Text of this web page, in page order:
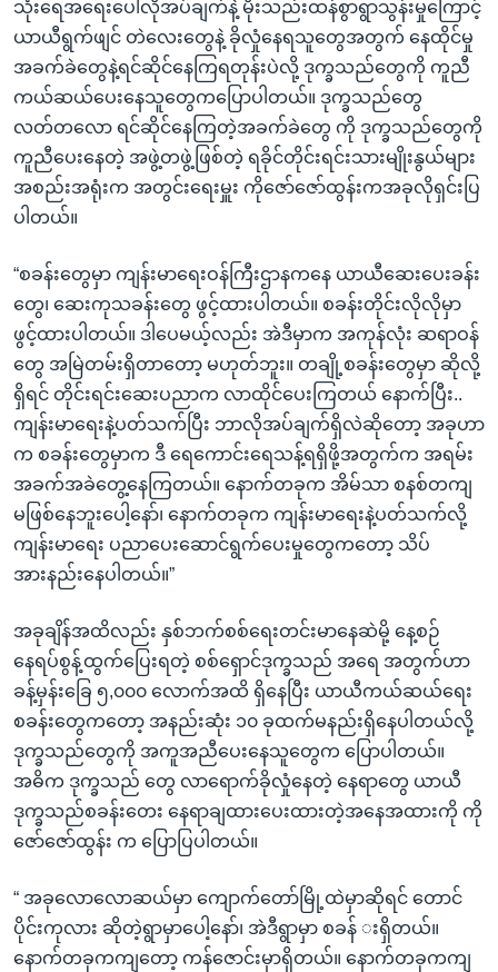
သုံးရေအရေးပေါ်လိုအပ်ချက်နဲ့ မိုးသည်းထန်စွာရွာသွန်းမှုကြောင့်
ယာယီရွက်ဖျင် တဲလေးတွေနဲ့ ခိုလှုံနေရသူတွေအတွက် နေထိုင်မှု
အခက်ခဲတွေနဲ့ရင်ဆိုင်နေကြရတုန်းပဲလို့ ဒုက္ခသည်တွေကို ကူညီ
ကယ်ဆယ်ပေးနေသူတွေကပြောပါတယ်။ ဒုက္ခသည်တွေ
လတ်တလော ရင်ဆိုင်နေကြတဲ့အခက်ခဲတွေ ကို ဒုက္ခသည်တွေကို
ကူညီပေးနေတဲ့ အဖွဲ့တဖွဲ့ဖြစ်တဲ့ ရခိုင်တိုင်းရင်းသားမျိုးနွယ်များ
အစည်းအရုံးက အတွင်းရေးမှူး ကိုဇော်ဇော်ထွန်းကအခုလိုရှင်းပြ
ပါတယ်။
“စခန်းတွေမှာ ကျန်းမာရေးဝန်ကြီးဌာနကနေ ယာယီဆေးပေးခန်း
တွေ၊ ဆေးကုသခန်းတွေ ဖွင့်ထားပါတယ်။ စခန်းတိုင်းလိုလိုမှာ
ဖွင့်ထားပါတယ်။ ဒါပေမယ့်လည်း အဲဒီမှာက အကုန်လုံး ဆရာဝန်
တွေ အမြဲတမ်းရှိတာတော့ မဟုတ်ဘူး။ တချို့စခန်းတွေမှာ ဆိုလို့
ရှိရင် တိုင်းရင်းဆေးပညာက လာထိုင်ပေးကြတယ် နောက်ပြီး..
ကျန်းမာရေးနဲ့ပတ်သက်ပြီး ဘာလိုအပ်ချက်ရှိလဲဆိုတော့ အခုဟာ
က စခန်းတွေမှာက ဒီ ရေကောင်းရေသန့်ရရှိဖို့အတွက်က အရမ်း
အခက်အခဲတွေ့နေကြတယ်။ နောက်တခုက အိမ်သာ စနစ်တကျ
မဖြစ်နေဘူးပေါ့နော်၊ နောက်တခုက ကျန်းမာရေးနဲ့ပတ်သက်လို့
ကျန်းမာရေး ပညာပေးဆောင်ရွက်ပေးမှုတွေကတော့ သိပ်
အားနည်းနေပါတယ်။”
အခုချိန်အထိလည်း နှစ်ဘက်စစ်ရေးတင်းမာနေဆဲမို့ နေ့စဉ်
နေရပ်စွန့်ထွက်ပြေးရတဲ့ စစ်ရှောင်ဒုက္ခသည် အရေ အတွက်ဟာ
ခန့်မှန်းခြေ ၅,၀၀၀ လောက်အထိ ရှိနေပြီး ယာယီကယ်ဆယ်ရေး
စခန်းတွေကတော့ အနည်းဆုံး ၁၀ ခုထက်မနည်းရှိနေပါတယ်လို့
ဒုက္ခသည်တွေကို အကူအညီပေးနေသူတွေက ပြောပါတယ်။
အဓိက ဒုက္ခသည် တွေ လာရောက်ခိုလှုံနေတဲ့ နေရာတွေ ယာယီ
ဒုက္ခသည်စခန်းတေး နေရာချထားပေးထားတဲ့အနေအထားကို ကို
ဇော်ဇော်ထွန်း က ပြောပြပါတယ်။
“ အခုလောလောဆယ်မှာ ကျောက်တော်မြို့ထဲမှာဆိုရင် တောင်
ပိုင်းကုလား ဆိုတဲ့ရွာမှာပေါ့နော်၊ အဲဒီရွာမှာ စခန် းရှိတယ်။
နောက်တခုကကျတော့ ကန်ဇောင်းမှာရှိတယ်။ နောက်တခုကကျ